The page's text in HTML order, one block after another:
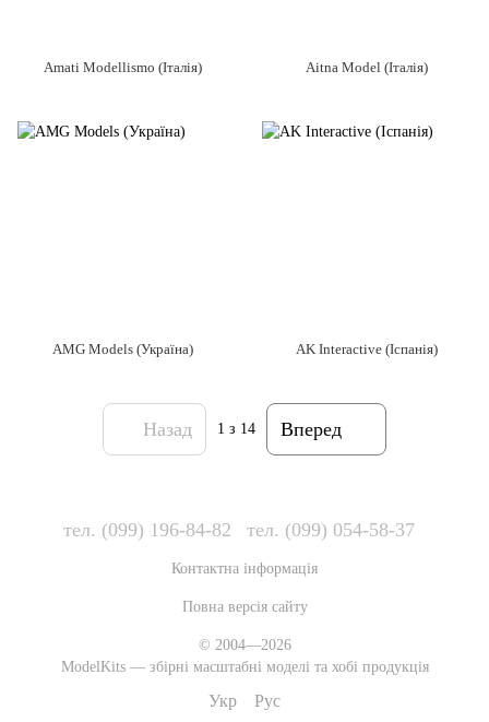
Amati Modellismo (Італія) Aitna Model (Італія)
AMG Models (Україна) AK Interactive (Іспанія)
Назад 1 з 14 Вперед
тел. (099) 196-84-82 тел. (099) 054-58-37
Контактна інформація
Повна версія сайту
© 2004—2026
ModelKits — збірні масштабні моделі та хобі продукція
Укр Рус